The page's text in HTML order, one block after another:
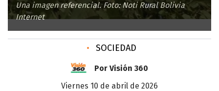
Una imagen referencial. Foto: Noti Rural Bolivia
Internet
• SOCIEDAD
Por Visión 360
viernes 10 de abril de 2026